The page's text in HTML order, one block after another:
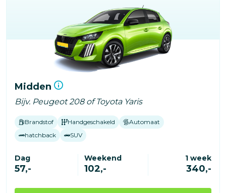
Midden
Bijv. Peugeot 208 of Toyota Yaris
Brandstof Handgeschakeld
Automaat
hatchback
SUV
Dag
57,-
Weekend
102,-
1 week
340,-